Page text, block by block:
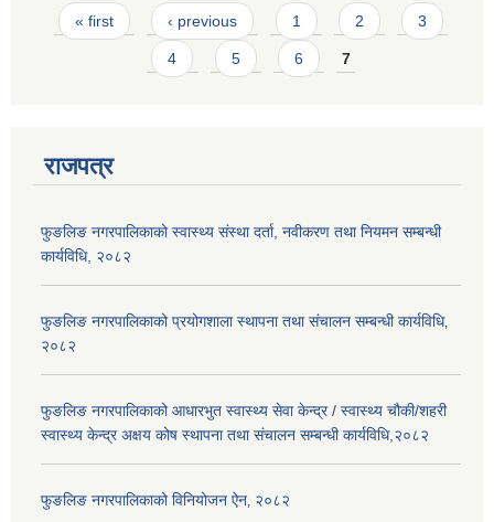
Pages
« first ‹ previous 1 2 3
4 5 6 7
राजपत्र
फुङलिङ नगरपालिकाको स्वास्थ्य संस्था दर्ता, नवीकरण तथा नियमन सम्बन्धी
कार्यविधि, २०८२
फुङलिङ नगरपालिकाको प्रयोगशाला स्थापना तथा संचालन सम्बन्धी कार्यविधि‚
२०८२
फुङलिङ नगरपालिकाको आधारभुत स्वास्थ्य सेवा केन्द्र / स्वास्थ्य चौकी/शहरी
स्वास्थ्य केन्द्र अक्षय कोष स्थापना तथा संचालन सम्बन्धी कार्यविधि,२०८२
फुङलिङ नगरपालिकाको विनियोजन ऐन‚ २०८२